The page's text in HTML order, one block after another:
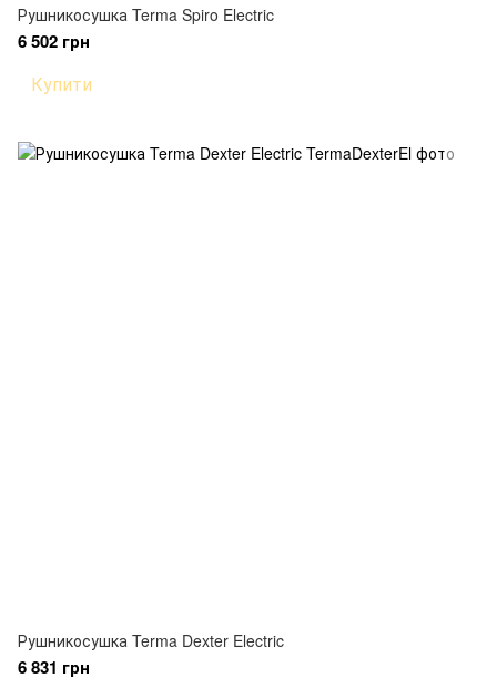
Рушникосушка Terma Spiro Electric
6 502 грн
Купити
Рушникосушка Terma Dexter Electric
6 831 грн